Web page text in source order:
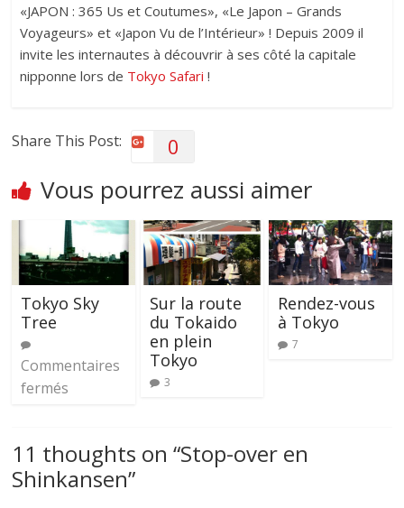
«JAPON : 365 Us et Coutumes», «Le Japon – Grands
Voyageurs» et «Japon Vu de l’Intérieur» ! Depuis 2009 il
invite les internautes à découvrir à ses côté la capitale
nipponne lors de Tokyo Safari !
Share This Post: 0
Vous pourrez aussi aimer
Tokyo Sky
Tree
Commentaires
fermés
Sur la route
du Tokaido
en plein
Tokyo
3
Rendez-vous
à Tokyo
7
11 thoughts on “Stop-over en
Shinkansen”